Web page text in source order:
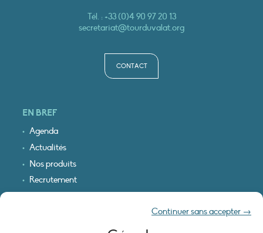
Continuer sans accepter →
Tél. :+33 (0)4 90 97 20 13
secretariat@tourduvalat.org
CONTACT
EN BREF
Agenda
Actualités
Nos produits
Recrutement